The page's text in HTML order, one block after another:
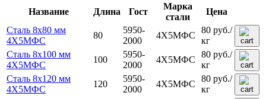
Название Длина Гост
Марка
стали
Цена
Сталь 8x80 мм
4Х5МФС
80
5950-
2000
4Х5МФС
80 руб./
кг
Сталь 8x100 мм
4Х5МФС
100
5950-
2000
4Х5МФС
80 руб./
кг
Сталь 8x120 мм
4Х5МФС
120
5950-
2000
4Х5МФС
80 руб./
кг